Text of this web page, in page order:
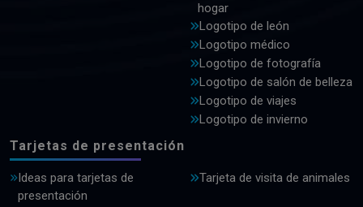
hogar
Logotipo de león
Logotipo médico
Logotipo de fotografía
Logotipo de salón de belleza
Logotipo de viajes
Logotipo de invierno
Tarjetas de presentación
Ideas para tarjetas de
presentación
Tarjeta de visita de animales